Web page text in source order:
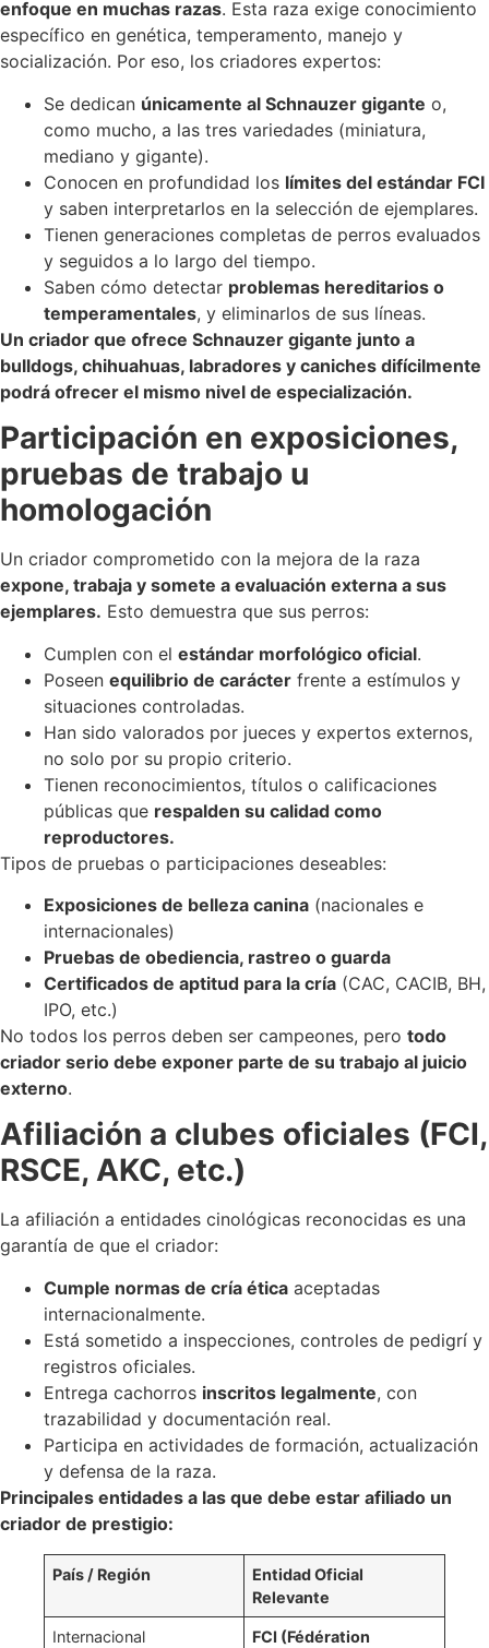
enfoque en muchas razas. Esta raza exige conocimiento
específico en genética, temperamento, manejo y
socialización. Por eso, los criadores expertos:
Se dedican únicamente al Schnauzer gigante o,
como mucho, a las tres variedades (miniatura,
mediano y gigante).
Conocen en profundidad los límites del estándar FCI
y saben interpretarlos en la selección de ejemplares.
Tienen generaciones completas de perros evaluados
y seguidos a lo largo del tiempo.
Saben cómo detectar problemas hereditarios o
temperamentales, y eliminarlos de sus líneas.
Un criador que ofrece Schnauzer gigante junto a
bulldogs, chihuahuas, labradores y caniches difícilmente
podrá ofrecer el mismo nivel de especialización.
Participación en exposiciones,
pruebas de trabajo u
homologación
Un criador comprometido con la mejora de la raza
expone, trabaja y somete a evaluación externa a sus
ejemplares. Esto demuestra que sus perros:
Cumplen con el estándar morfológico oficial.
Poseen equilibrio de carácter frente a estímulos y
situaciones controladas.
Han sido valorados por jueces y expertos externos,
no solo por su propio criterio.
Tienen reconocimientos, títulos o calificaciones
públicas que respalden su calidad como
reproductores.
Tipos de pruebas o participaciones deseables:
Exposiciones de belleza canina (nacionales e
internacionales)
Pruebas de obediencia, rastreo o guarda
Certificados de aptitud para la cría (CAC, CACIB, BH,
IPO, etc.)
No todos los perros deben ser campeones, pero todo
criador serio debe exponer parte de su trabajo al juicio
externo.
Afiliación a clubes oficiales (FCI,
RSCE, AKC, etc.)
La afiliación a entidades cinológicas reconocidas es una
garantía de que el criador:
Cumple normas de cría ética aceptadas
internacionalmente.
Está sometido a inspecciones, controles de pedigrí y
registros oficiales.
Entrega cachorros inscritos legalmente, con
trazabilidad y documentación real.
Participa en actividades de formación, actualización
y defensa de la raza.
Principales entidades a las que debe estar afiliado un
criador de prestigio:
País / Región
Entidad Oficial
Relevante
Internacional
FCI (Fédération